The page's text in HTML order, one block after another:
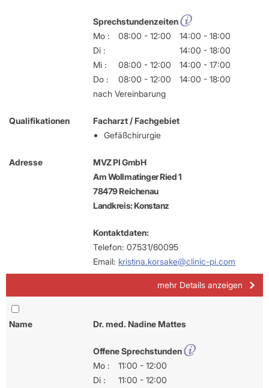
Sprechstundenzeiten
Mo :
08:00 - 12:00
14:00 - 18:00
Di :
14:00 - 18:00
Mi :
08:00 - 12:00
14:00 - 17:00
Do :
08:00 - 12:00
14:00 - 18:00
nach Vereinbarung
Qualifikationen
Facharzt / Fachgebiet
Gefäßchirurgie
Adresse
MVZ PI GmbH
Am Wollmatinger Ried 1
78479 Reichenau
Landkreis: Konstanz
Kontaktdaten:
Telefon: 07531/60095
Email: kristina.korsake@clinic-pi.com
mehr Details anzeigen
Name Dr. med. Nadine Mattes
Offene Sprechstunden
Mo :
11:00 - 12:00
Di :
11:00 - 12:00